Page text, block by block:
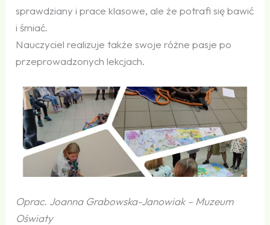
sprawdziany i prace klasowe, ale że potrafi się bawić
i śmiać.
Nauczyciel realizuje także swoje różne pasje po
przeprowadzonych lekcjach.
Oprac. Joanna Grabowska-Janowiak – Muzeum
Oświaty